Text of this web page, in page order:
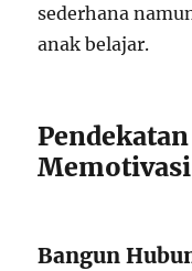
sederhana
anak belajar.
Bangun